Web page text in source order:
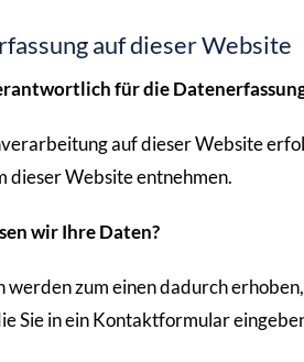
auf dieser Website
für die
auf dieser Website
dieser Website entnehmen.
wir Ihre Daten?
werden zum einen dadurch
Sie in ein Kontaktformular